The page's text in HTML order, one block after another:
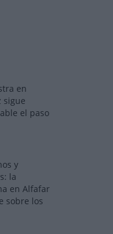
en
sigue
el paso
y
la
en Alfafar
sobre los